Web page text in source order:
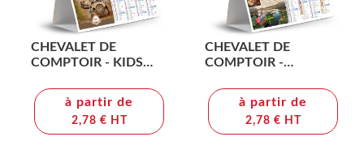
CHEVALET DE
COMPTOIR - KIDS
à partir de
2,78 € HT
CHEVALET DE
COMPTOIR -
QUADRI
à partir de
2,78 € HT